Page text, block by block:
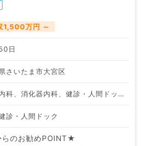
1,500万円 ～
日
さいたま市大宮区
一般内科、消化器内科、健診・人間ドック
診・人間ドック
のお勧めPOINT★